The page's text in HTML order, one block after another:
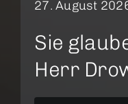
27. August
Sie
Herr